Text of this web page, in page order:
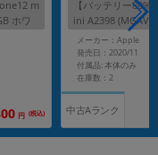
m
ホワ
円 (税込)
【バッテリー
ini A2398
ン 【国内版SIMフ
メーカー：Apple
発売日：2020/11
付属品: 本体のみ
在庫数：2
中古Aランク